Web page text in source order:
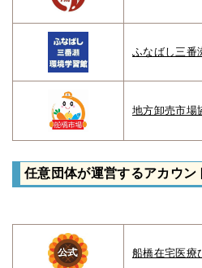
ふなばし三番
地方卸売市場
任意団体が運営するアカウン
船橋在宅医療